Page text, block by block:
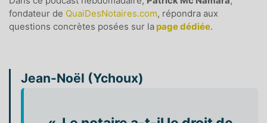
fondateur de QuaiDesNotaires.com, répondra aux
questions concrètes posées sur la page dédiée.
Jean-Noël (Ychoux)